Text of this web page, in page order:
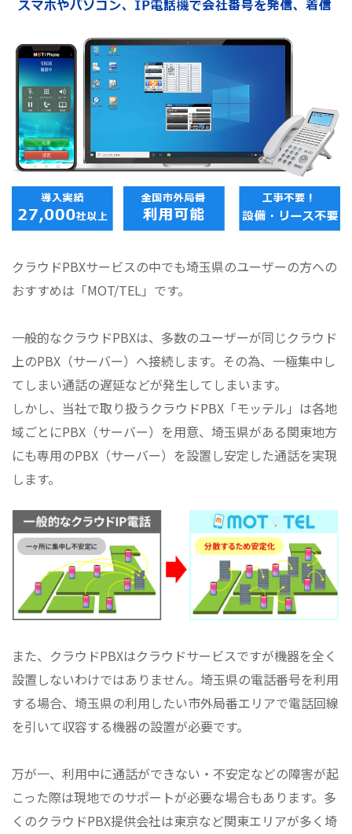
クラウドPBXサービスの中でも埼玉県のユーザーの方への
おすすめは「MOT/TEL」です。
一般的なクラウドPBXは、多数のユーザーが同じクラウド
上のPBX（サーバー）へ接続します。その為、一極集中し
てしまい通話の遅延などが発生してしまいます。
しかし、当社で取り扱うクラウドPBX「モッテル」は各地
域ごとにPBX（サーバー）を用意、埼玉県がある関東地方
にも専用のPBX（サーバー）を設置し安定した通話を実現
します。
また、クラウドPBXはクラウドサービスですが機器を全く
設置しないわけではありません。埼玉県の電話番号を利用
する場合、埼玉県の利用したい市外局番エリアで電話回線
を引いて収容する機器の設置が必要です。
万が一、利用中に通話ができない・不安定などの障害が起
こった際は現地でのサポートが必要な場合もあります。多
くのクラウドPBX提供会社は東京など関東エリアが多く埼